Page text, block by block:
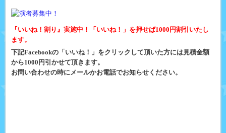
『いいね！割り』実施中！「いいね！」を押せば1000円割引いたし
ます。
下記Facebookの「いいね！」をクリックして頂いた方には見積金額
から1000円引かせて頂きます。
お問い合わせの時にメールかお電話でお知らせください。